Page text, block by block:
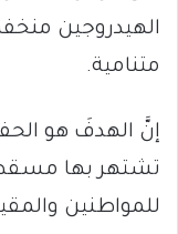
الهيدروجين
متنامية.
إنَّ الهدفَ هو
تشتهر بها
للمواطنين